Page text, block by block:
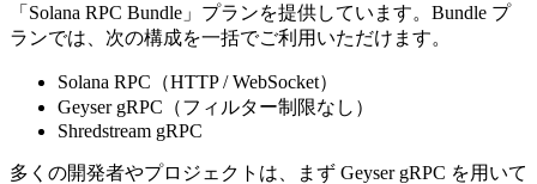
「Solana RPC Bundle」プランを提供しています。Bundle プ
ランでは、次の構成を一括でご利用いただけます。
Solana RPC（HTTP / WebSocket）
Geyser gRPC（フィルター制限なし）
Shredstream gRPC
多くの開発者やプロジェクトは、まず Geyser gRPC を用いて